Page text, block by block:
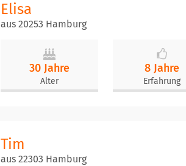
Elisa
aus 20253 Hamburg
30 Jahre
Alter
8 Jahre
Erfahrung
Tim
aus 22303 Hamburg